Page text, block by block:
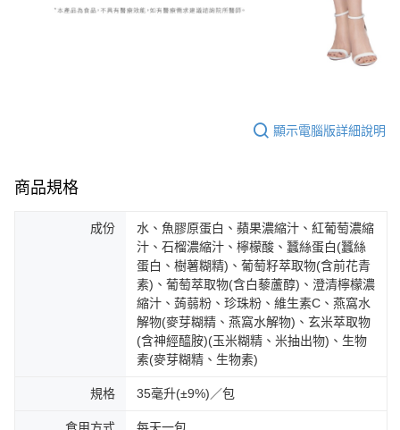
顯示電腦版詳細說明
商品規格
成份
水、魚膠原蛋白、蘋果濃縮汁、紅葡萄濃縮
汁、石榴濃縮汁、檸檬酸、蠶絲蛋白(蠶絲
蛋白、樹薯糊精)、葡萄籽萃取物(含前花青
素)、葡萄萃取物(含白藜蘆醇)、澄清檸檬濃
縮汁、蒟蒻粉、珍珠粉、維生素C、燕窩水
解物(麥芽糊精、燕窩水解物)、玄米萃取物
(含神經醯胺)(玉米糊精、米抽出物)、生物
素(麥芽糊精、生物素)
規格 35毫升(±9%)／包